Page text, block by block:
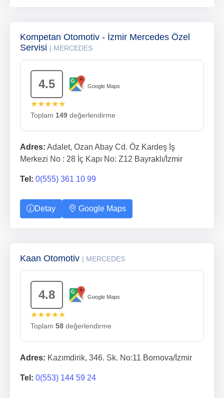
Kompetan Otomotiv - İzmir Mercedes Özel
Servisi | MERCEDES
4.5 Google Maps
★★★★★
Toplam 149 değerlendirme
Adres: Adalet, Ozan Abay Cd. Öz Kardeş İş
Merkezi No : 28 İç Kapı No: Z12 Bayraklı/İzmir
Tel: 0(555) 361 10 99
Detay Google Maps
Kaan Otomotiv | MERCEDES
4.8 Google Maps
★★★★★
Toplam 58 değerlendirme
Adres: Kazımdirik, 346. Sk. No:11 Bornova/İzmir
Tel: 0(553) 144 59 24